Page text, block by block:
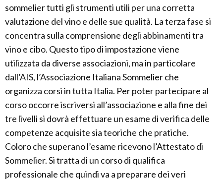
sommelier tutti gli strumenti utili per una corretta
valutazione del vino e delle sue qualità. La terza fase si
concentra sulla comprensione degli abbinamenti tra
vino e cibo. Questo tipo di impostazione viene
utilizzata da diverse associazioni, ma in particolare
dall’AIS, l’Associazione Italiana Sommelier che
organizza corsi in tutta Italia. Per poter partecipare al
corso occorre iscriversi all’associazione e alla fine dei
tre livelli si dovrà effettuare un esame di verifica delle
competenze acquisite sia teoriche che pratiche.
Coloro che superano l’esame ricevono l’Attestato di
Sommelier. Si tratta di un corso di qualifica
professionale che quindi va a preparare dei veri